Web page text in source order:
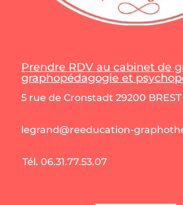
Prendre RDV au cabinet de
graphopédagogie et
5 rue de Cronstadt 29200 BREST
legrand@reeducation-
Tél. 06.31.77.53.07